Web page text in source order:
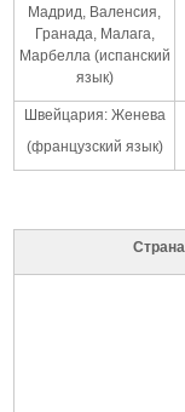
Мадрид, Валенсия,
Гранада, Малага,
Марбелла (испанский
язык)
Швейцария: Женева
(французский язык)
Страна